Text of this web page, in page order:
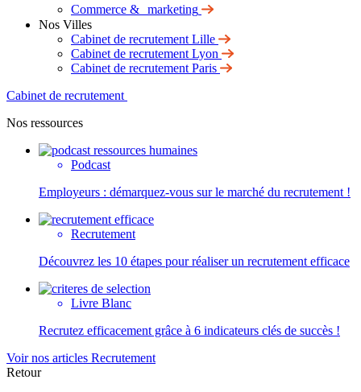
Commerce & marketing
Nos Villes
Cabinet de recrutement Lille
Cabinet de recrutement Lyon
Cabinet de recrutement Paris
Cabinet de recrutement
Nos ressources
Podcast
Employeurs : démarquez-vous sur le marché du recrutement !
Recrutement
Découvrez les 10 étapes pour réaliser un recrutement efficace
Livre Blanc
Recrutez efficacement grâce à 6 indicateurs clés de succès !
Voir nos articles Recrutement
Retour